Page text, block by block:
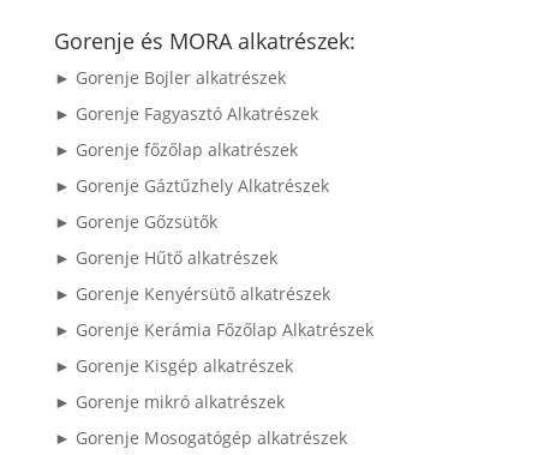
következőre:
Gorenje és MORA alkatrészek:
► Gorenje Bojler alkatrészek
► Gorenje Fagyasztó Alkatrészek
► Gorenje főzőlap alkatrészek
► Gorenje Gáztűzhely Alkatrészek
► Gorenje Gőzsütők
► Gorenje Hűtő alkatrészek
► Gorenje Kenyérsütő alkatrészek
► Gorenje Kerámia Főzőlap Alkatrészek
► Gorenje Kisgép alkatrészek
► Gorenje mikró alkatrészek
► Gorenje Mosogatógép alkatrészek